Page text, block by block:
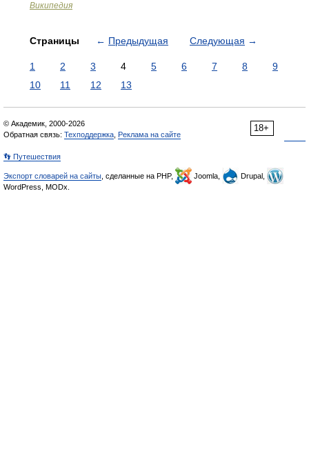
Википедия
Страницы ← Предыдущая Следующая →
1 2 3 4 5 6 7 8
9
10
11 12 13
18+
© Академик, 2000-2026
Обратная связь: Техподдержка Реклама на сайте
👣 Путешествия
Экспорт словарей на сайты , сделанные на PHP, Joomla,
Drupal,
WordPress, MODx.